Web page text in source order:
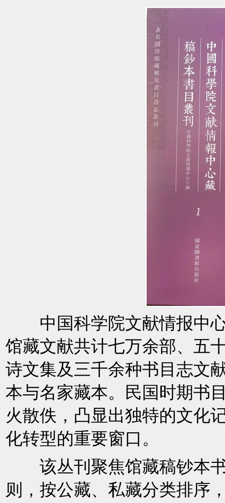
中国科学院文献情报中心
馆藏文献共计七万余部、五
诗文集及三千余种书目志文
本与名家藏本。民国时期书
火散佚，凸显出独特的文化
化转型的重要窗口。
该丛刊聚焦馆藏稿钞本书
则，按公藏、私藏分类排序